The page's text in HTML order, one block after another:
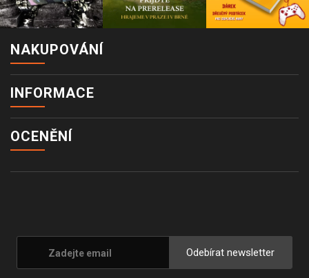
NAKUPOVÁNÍ
INFORMACE
OCENĚNÍ
Odebírat newsletter